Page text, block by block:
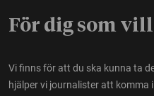
För dig som
Vi finns för att du ska kunna ta
hjälper vi journalister att komma